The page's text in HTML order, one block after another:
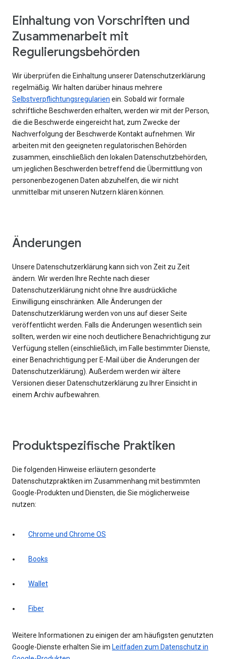
Einhaltung von Vorschriften und
Zusammenarbeit mit
Regulierungsbehörden
Wir überprüfen die Einhaltung unserer Datenschutzerklärung
regelmäßig. Wir halten darüber hinaus mehrere
Selbstverpflichtungsregularien ein. Sobald wir formale
schriftliche Beschwerden erhalten, werden wir mit der Person,
die die Beschwerde eingereicht hat, zum Zwecke der
Nachverfolgung der Beschwerde Kontakt aufnehmen. Wir
arbeiten mit den geeigneten regulatorischen Behörden
zusammen, einschließlich den lokalen Datenschutzbehörden,
um jeglichen Beschwerden betreffend die Übermittlung von
personenbezogenen Daten abzuhelfen, die wir nicht
unmittelbar mit unseren Nutzern klären können.
Änderungen
Unsere Datenschutzerklärung kann sich von Zeit zu Zeit
ändern. Wir werden Ihre Rechte nach dieser
Datenschutzerklärung nicht ohne Ihre ausdrückliche
Einwilligung einschränken. Alle Änderungen der
Datenschutzerklärung werden von uns auf dieser Seite
veröffentlicht werden. Falls die Änderungen wesentlich sein
sollten, werden wir eine noch deutlichere Benachrichtigung zur
Verfügung stellen (einschließlich, im Falle bestimmter Dienste,
einer Benachrichtigung per E-Mail über die Änderungen der
Datenschutzerklärung). Außerdem werden wir ältere
Versionen dieser Datenschutzerklärung zu Ihrer Einsicht in
einem Archiv aufbewahren.
Produktspezifische Praktiken
Die folgenden Hinweise erläutern gesonderte
Datenschutzpraktiken im Zusammenhang mit bestimmten
Google-Produkten und Diensten, die Sie möglicherweise
nutzen:
Chrome und Chrome OS
Books
Wallet
Fiber
Weitere Informationen zu einigen der am häufigsten genutzten
Google-Dienste erhalten Sie im Leitfaden zum Datenschutz in